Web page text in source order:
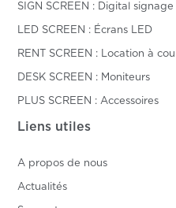
SIGN SCREEN : Digital signage
LED SCREEN : Écrans LED
RENT SCREEN : Location à
DESK SCREEN : Moniteurs
PLUS SCREEN : Accessoires
Liens utiles
A propos de nous
Actualités